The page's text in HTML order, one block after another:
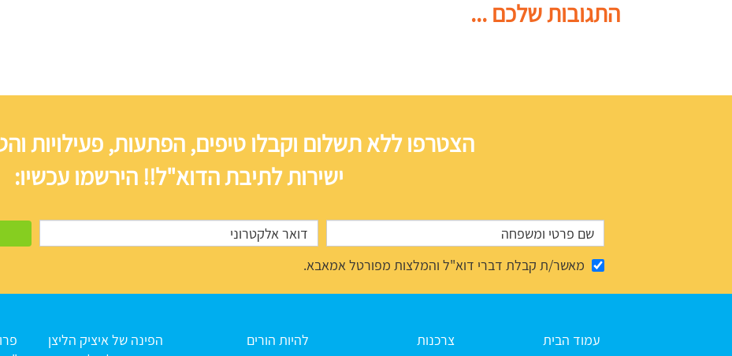
התגובות שלכם ...
הצטרפו ללא תשלום וקבלו טיפים, הפתעות, פעילויות
ישירות לתיבת הדוא"ל!! הירשמו עכשיו:
מאשר/ת קבלת דברי דוא"ל והמלצות מפורטל אמאבא.
עמוד הבית
צרכנות
להיות הורים
הפינה של איציק הליצן